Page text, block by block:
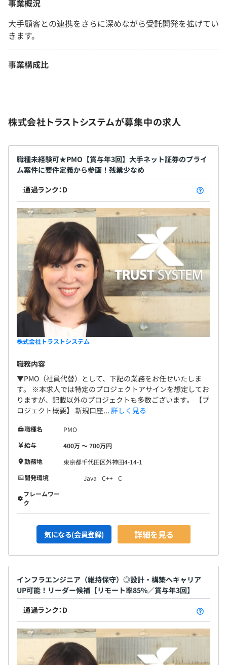
事業概況
大手顧客との連携をさらに深めながら受託開発を拡げてい
きます。
事業構成比
株式会社トラストシステムが募集中の求人
職種未経験可★PMO【賞与年3回】大手ネット証券のプライ
ム案件に要件定義から参画！残業少なめ
通過ランク：D
株式会社トラストシステム
職務内容
▼PMO（社員代替）として、下記の業務をお任せいたしま
す。 ※本求人では特定のプロジェクトアサインを想定してお
りますが、記載以外のプロジェクトも多数ございます。 【プ
ロジェクト概要】 新規口座... 詳しく見る
職種名
PMO
給与
400万 〜 700万円
勤務地
東京都千代田区外神田4-14-1
開発環境
Java C++ C
フレームワー
ク
気になる(会員登録) 詳細を見る
インフラエンジニア（維持保守）◎設計・構築へキャリア
UP可能！リーダー候補【リモート率85%／賞与年3回】
通過ランク：D